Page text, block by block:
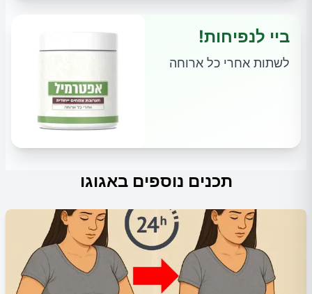
ביי לנפיחות!
לשתות אחרי כל ארוחה
תכנים נוספים באגוגו